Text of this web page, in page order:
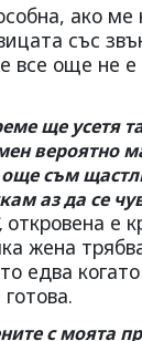
ако ме
със
все още не е
ще усетя
вероятно
още съм
аз да се
откровена е
жена
едва
с моята